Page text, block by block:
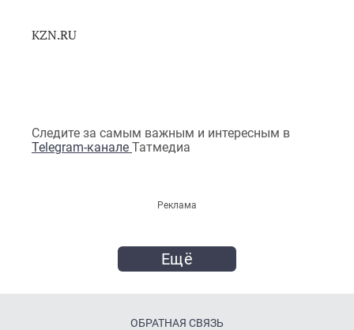
KZN.RU
Следите за самым важным и интересным в
Telegram-канале Татмедиа
Реклама
Ещё
ОБРАТНАЯ СВЯЗЬ